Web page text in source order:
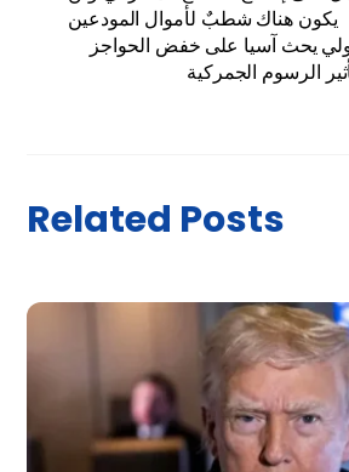
يكون هناك شطبٌ لأموال المودعين
يحث آسيا على خفض الحواجز
الرسوم الجمركية
Related Posts